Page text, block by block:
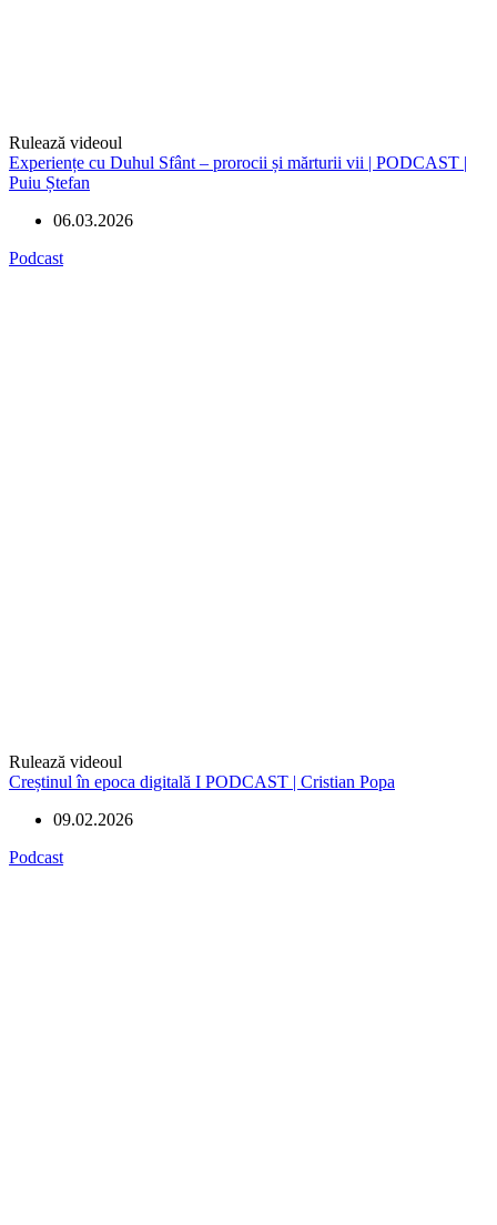
Rulează videoul
Experiențe cu Duhul Sfânt – prorocii și mărturii vii | PODCAST |
Puiu Ștefan
06.03.2026
Podcast
Rulează videoul
Creștinul în epoca digitală I PODCAST | Cristian Popa
09.02.2026
Podcast